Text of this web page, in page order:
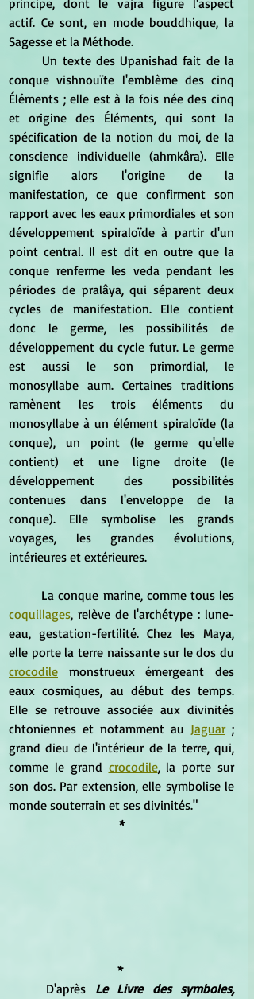
actif. Ce sont, en mode bouddhique, la
Sagesse et la Méthode.
conque vishnouïte l'emblème des cinq
Éléments ; elle est à la fois née des cinq
et origine des Éléments, qui sont la
spécification de la notion du moi, de la
conscience individuelle (ahmkâra). Elle
signifie alors l'origine de la
manifestation, ce que confirment son
rapport avec les eaux primordiales et son
développement spiraloïde à partir d'un
point central. Il est dit en outre que la
conque renferme les veda pendant les
périodes de pralâya, qui séparent deux
cycles de manifestation. Elle contient
donc le germe, les possibilités de
développement du cycle futur. Le germe
est aussi le son primordial, le
monosyllabe aum. Certaines traditions
ramènent les trois éléments du
monosyllabe à un élément spiraloïde (la
conque), un point (le germe qu'elle
contient) et une ligne droite (le
développement des possibilités
contenues dans l'enveloppe de la
conque). Elle symbolise les grands
voyages, les grandes évolutions,
intérieures et extérieures.
coquillages, relève de l'archétype : lune-
eau, gestation-fertilité. Chez les Maya,
crocodile monstrueux émergeant des
eaux cosmiques, au début des temps.
Elle se retrouve associée aux divinités
chtoniennes et notamment au Jaguar ;
grand dieu de l'intérieur de la terre, qui,
comme le grand crocodile, la porte sur
son dos. Par extension, elle symbolise le
monde souterrain et ses divinités."
*
*
	D'après
Le Livre des symboles,